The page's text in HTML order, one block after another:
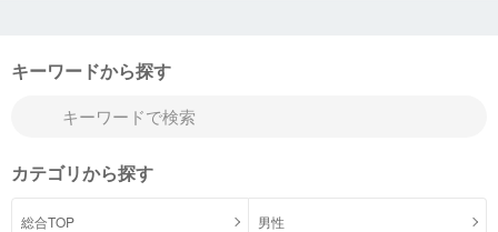
キーワードから探す
カテゴリから探す
総合TOP 男性